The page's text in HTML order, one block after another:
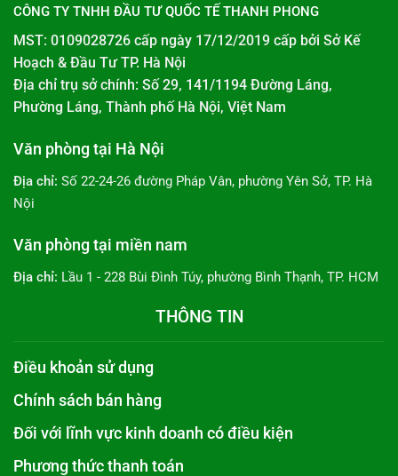
CÔNG TY TNHH ĐẦU TƯ QUỐC TẾ THANH PHONG
MST: 0109028726 cấp ngày 17/12/2019 cấp bởi Sở Kế
Hoạch & Đầu Tư TP. Hà Nội
Địa chỉ trụ sở chính: Số 29, 141/1194 Đường Láng,
Phường Láng, Thành phố Hà Nội, Việt Nam
Văn phòng tại Hà Nội
Địa chỉ: Số 22-24-26 đường Pháp Vân, phường Yên Sở, TP. Hà
Nội
Văn phòng tại miền nam
Địa chỉ: Lầu 1 - 228 Bùi Đình Túy, phường Bình Thạnh, TP. HCM
THÔNG TIN
Điều khoản sử dụng
Chính sách bán hàng
Đối với lĩnh vực kinh doanh có điều kiện
Phương thức thanh toán